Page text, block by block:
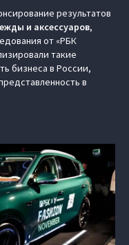
результатов
и аксессуаров,
от «РБК
такие
бизнеса в России,
в